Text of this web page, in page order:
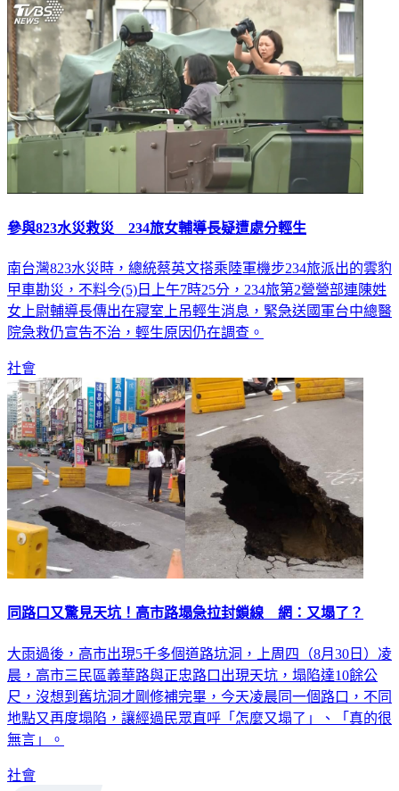
參與823水災救災 234旅女輔導長疑遭處分輕生
南台灣823水災時，總統蔡英文搭乘陸軍機步234旅派出的雲豹
曱車勘災，不料今(5)日上午7時25分，234旅第2營營部連陳姓
女上尉輔導長傳出在寢室上吊輕生消息，緊急送國軍台中總醫
院急救仍宣告不治，輕生原因仍在調查。
社會
同路口又驚見天坑！高市路塌急拉封鎖線 網：又塌了？
大雨過後，高市出現5千多個道路坑洞，上周四（8月30日）凌
晨，高市三民區義華路與正忠路口出現天坑，塌陷達10餘公
尺，沒想到舊坑洞才剛修補完畢，今天凌晨同一個路口，不同
地點又再度塌陷，讓經過民眾直呼「怎麼又塌了」、「真的很
無言」。
社會